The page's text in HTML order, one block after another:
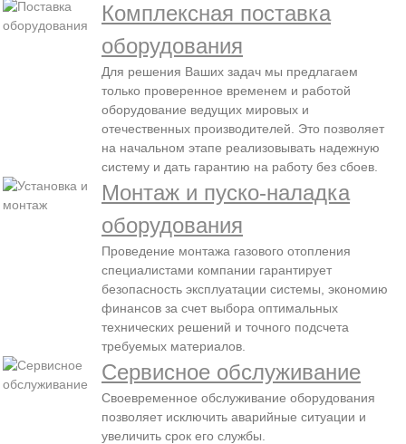
Комплексная поставка
оборудования
Для решения Ваших задач мы предлагаем
только проверенное временем и работой
оборудование ведущих мировых и
отечественных производителей. Это позволяет
на начальном этапе реализовывать надежную
систему и дать гарантию на работу без сбоев.
Монтаж и пуско-наладка
оборудования
Проведение монтажа газового отопления
специалистами компании гарантирует
безопасность эксплуатации системы, экономию
финансов за счет выбора оптимальных
технических решений и точного подсчета
требуемых материалов.
Сервисное обслуживание
Своевременное обслуживание оборудования
позволяет исключить аварийные ситуации и
увеличить срок его службы.